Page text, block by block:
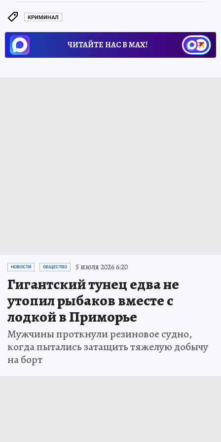
КРИМИНАЛ
ЧИТАЙТЕ НАС В МАХ!
НОВОСТИ ОБЩЕСТВО 5 июля 2026 6:20
Гигантский тунец едва не
утопил рыбаков вместе с
лодкой в Приморье
Мужчины проткнули резиновое судно,
когда пытались затащить тяжелую добычу
на борт